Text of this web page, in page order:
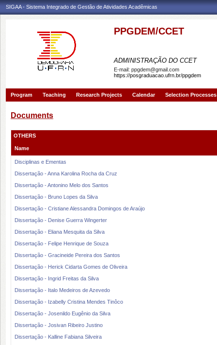
SIGAA - Sistema Integrado de Gestão de Atividades Acadêmicas
PPGDEM/CCET
ADMINISTRAÇÃO DO CCET
E-mail: ppgdem@gmail.com
https://posgraduacao.ufrn.br/ppgdem
Program Teaching Research Projects Calendar Selection Processes
Documents
OTHERS
Name
Disciplinas e Ementas
Dissertação - Anna Karolina Rocha da Cruz
Dissertação - Antonino Melo dos Santos
Dissertação - Bruno Lopes da Silva
Dissertação - Cristiane Alessandra Domingos de Araújo
Dissertação - Denise Guerra Wingerter
Dissertação - Eliana Mesquita da Silva
Dissertação - Felipe Henrique de Souza
Dissertação - Gracineide Pereira dos Santos
Dissertação - Herick Cidarta Gomes de Oliveira
Dissertação - Ingrid Freitas da Silva
Dissertação - Italo Medeiros de Azevedo
Dissertação - Izabelly Cristina Mendes Tinôco
Dissertação - Josenildo Eugênio da Silva
Dissertação - Josivan Ribeiro Justino
Dissertação - Kalline Fabiana Silveira